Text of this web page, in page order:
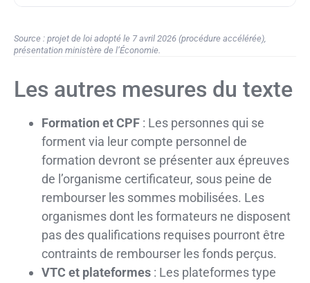
Source : projet de loi adopté le 7 avril 2026 (procédure accélérée),
présentation ministère de l’Économie.
Les autres mesures du texte
Formation et CPF : Les personnes qui se
forment via leur compte personnel de
formation devront se présenter aux épreuves
de l’organisme certificateur, sous peine de
rembourser les sommes mobilisées. Les
organismes dont les formateurs ne disposent
pas des qualifications requises pourront être
contraints de rembourser les fonds perçus.
VTC et plateformes : Les plateformes type